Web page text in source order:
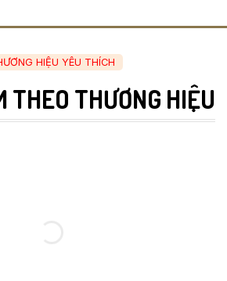
HIỆU YÊU THÍCH
THEO THƯƠNG HIỆU